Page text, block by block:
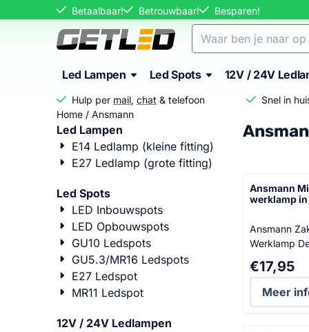
Cookievoorkeuren zijn momenteel gesloten.
Betaalbaar! Betrouwbaar! Besparen!
Zoeken
Led Lampen Led Spots 12V / 24V
Hulp per mail, chat & telefoon Snel in
Home / Ansmann
Led Lampen
E14 Ledlamp (kleine fitting)
E27 Ledlamp (grote fitting)
Led Spots
LED Inbouwspots
LED Opbouwspots
GU10 Ledspots
GU5.3/MR16 Ledspots
E27 Ledspot
MR11 Ledspot
12V / 24V Ledlampen
Ansmann
werklamp
Ansmann
Werklamp De ANSMANN
krachtige
verrassend
Prijs: 17,95
€17,95
Meer